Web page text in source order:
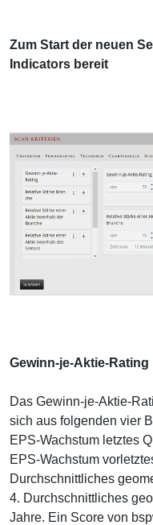
Zum Start der neuen
Indicators bereit
Gewinn-je-Aktie-Rating
Das Gewinn-je-Aktie-
sich aus folgenden vier
EPS-Wachstum letztes
EPS-Wachstum
Durchschnittliches
4. Durchschnittliches
Jahre. Ein Score von